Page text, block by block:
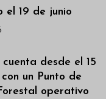
el 19 de junio
desde el 15
un Punto de
operativo